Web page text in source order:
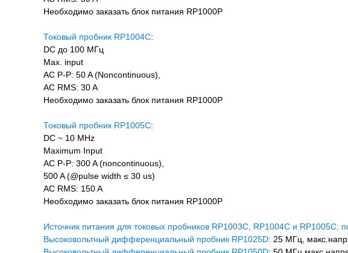
Необходимо заказать блок питания RP1000P
Токовый пробник RP1004C:
DC до 100 МГц
Max. input
AC P-P: 50 A (Noncontinuous),
AC RMS: 30 A
Необходимо заказать блок питания RP1000P
Токовый пробник RP1005C:
DC ~ 10 MHz
Maximum Input
AC P-P: 300 A (noncontinuous),
500 A (@pulse width ≤ 30 us)
AC RMS: 150 A
Необходимо заказать блок питания RP1000P
Источник питания для токовых пробников RP1003C, RP1004C и RP1005C;
Высоковольтный дифференциальный пробник RP1025D: 25 МГц,